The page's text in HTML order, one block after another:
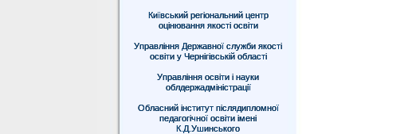
Київський регіональний центр
оцінювання якості освіти
Управління Державної служби якості
освіти у Чернігівській області
Управління освіти і науки
облдержадміністрації
Обласний інститут післядипломної
педагогічної освіти імені
К.Д.Ушинського